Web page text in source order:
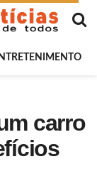
carro